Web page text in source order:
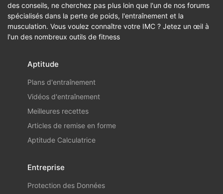
des conseils, ne cherchez pas plus loin que l'un de nos forums
spécialisés dans la perte de poids, l'entraînement et la
musculation. Vous voulez connaître votre IMC ? Jetez un œil à
l'un des nombreux outils de fitness
Aptitude
Plans d'entraînement
Vidéos d'entraînement
Meilleures recettes
Articles de remise en forme
Aptitude Calculatrice
Entreprise
Protection des Données